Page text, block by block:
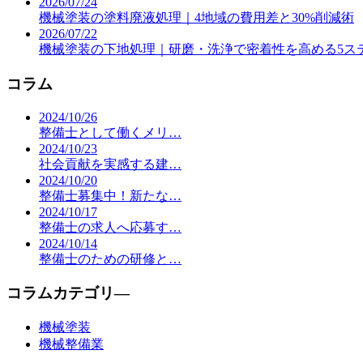
機械塗装の塗料廃液処理｜4地域の費用差と30%削減術
2026/07/22
機械塗装の下地処理｜研磨・洗浄で密着性を高める5ス
コラム
2024/10/26
整備士として働くメリ…
2024/10/23
社会貢献を実感する建…
2024/10/20
整備士募集中！新たな…
2024/10/17
整備士の求人へ応募す…
2024/10/14
整備士のための研修と…
コラムカテゴリ―
機械塗装
機械整備業